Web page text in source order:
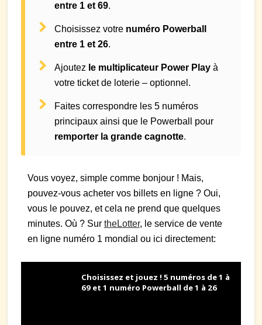
entre 1 et 69.
Choisissez votre numéro Powerball
entre 1 et 26.
Ajoutez le multiplicateur Power Playà
votre ticket de loterie – optionnel.
Faites correspondre les 5 numéros
principaux ainsi que le Powerball pour
remporter la grande cagnotte.
Vous voyez, simple comme bonjour ! Mais,
pouvez-vous acheter vos billets en ligne ? Oui,
vous le pouvez, et cela ne prend que quelques
minutes. Où ? Sur theLotter, le service de vente
en ligne numéro 1 mondial ou ici directement: